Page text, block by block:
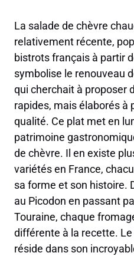
La salade de chèvre
relativement récente,
bistrots français à partir
symbolise le renouveau
qui cherchait à proposer
rapides, mais élaborés à
qualité. Ce plat met en
patrimoine
de chèvre. Il en existe
variétés en France,
sa forme et son histoire.
au Picodon en passant
Touraine, chaque
différente à la recette.
réside dans son